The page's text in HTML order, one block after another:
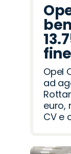
Opel
ad
euro,
CV e